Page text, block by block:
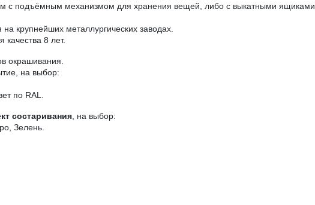
с подъёмным механизмом для хранения вещей, либо с выкатными ящиками.
крупнейших металлургических заводах.
8 лет.
окрашивания.
на выбор:
по RAL.
состаривания , на выбор:
Зелень.